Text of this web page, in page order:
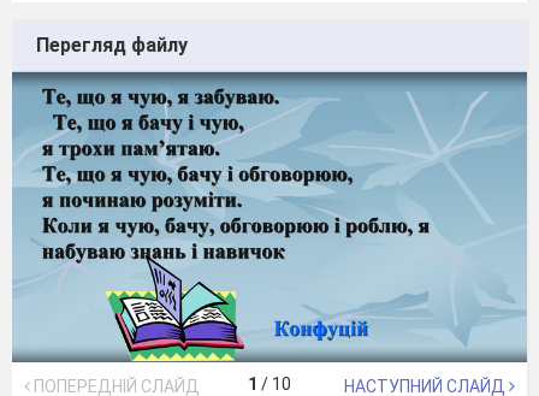
Перегляд файлу
ПОПЕРЕДНІЙ СЛАЙД 1 / 10 НАСТУПНИЙ СЛАЙД